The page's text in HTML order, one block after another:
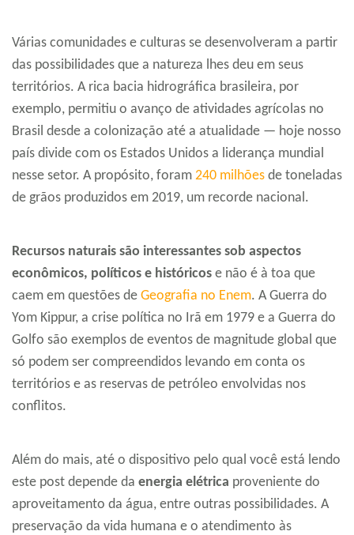
Várias comunidades e culturas se desenvolveram a partir
das possibilidades que a natureza lhes deu em seus
territórios. A rica bacia hidrográfica brasileira, por
exemplo, permitiu o avanço de atividades agrícolas no
Brasil desde a colonização até a atualidade — hoje nosso
país divide com os Estados Unidos a liderança mundial
nesse setor. A propósito, foram 240 milhões de toneladas
de grãos produzidos em 2019, um recorde nacional.
Recursos naturais são interessantes sob aspectos
econômicos, políticos e históricos e não é à toa que
caem em questões de Geografia no Enem. A Guerra do
Yom Kippur, a crise política no Irã em 1979 e a Guerra do
Golfo são exemplos de eventos de magnitude global que
só podem ser compreendidos levando em conta os
territórios e as reservas de petróleo envolvidas nos
conflitos.
Além do mais, até o dispositivo pelo qual você está lendo
este post depende da energia elétrica proveniente do
aproveitamento da água, entre outras possibilidades. A
preservação da vida humana e o atendimento às